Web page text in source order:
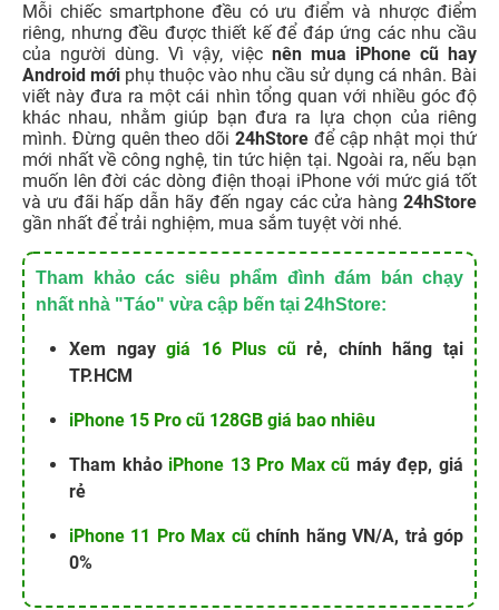
Mỗi chiếc smartphone đều có ưu điểm và nhược điểm
riêng, nhưng đều được thiết kế để đáp ứng các nhu cầu
của người dùng. Vì vậy, việc nên mua iPhone cũ hay
Android mới phụ thuộc vào nhu cầu sử dụng cá nhân. Bài
viết này đưa ra một cái nhìn tổng quan với nhiều góc độ
khác nhau, nhằm giúp bạn đưa ra lựa chọn của riêng
mình. Đừng quên theo dõi 24hStore để cập nhật mọi thứ
mới nhất về công nghệ, tin tức hiện tại. Ngoài ra, nếu bạn
muốn lên đời các dòng điện thoại iPhone với mức giá tốt
và ưu đãi hấp dẫn hãy đến ngay các cửa hàng 24hStore
gần nhất để trải nghiệm, mua sắm tuyệt vời nhé.
Tham khảo các siêu phẩm đình đám bán chạy
nhất nhà "Táo" vừa cập bến tại 24hStore:
Xem ngaygiá 16 Plus cũrẻ, chính hãng tại
TP.HCM
iPhone 15 Pro cũ 128GB giá bao nhiêu
Tham khảo iPhone 13 Pro Max cũ máy đẹp, giá
rẻ
iPhone 11 Pro Max cũchính hãng VN/A, trả góp
0%